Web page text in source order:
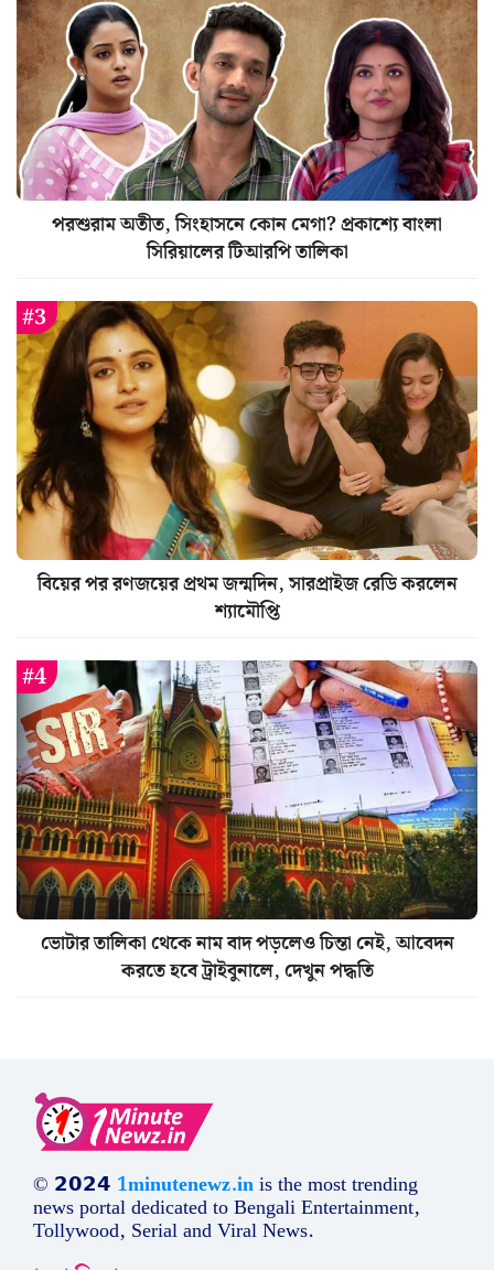
পরশুরাম অতীত, সিংহাসনে কোন মেগা? প্রকাশ্যে বাংলা
সিরিয়ালের টিআরপি তালিকা
বিয়ের পর রণজয়ের প্রথম জন্মদিন, সারপ্রাইজ রেডি করলেন
শ্যামৌপ্তি
ভোটার তালিকা থেকে নাম বাদ পড়লেও চিন্তা নেই, আবেদন
করতে হবে ট্রাইবুনালে, দেখুন পদ্ধতি
© 𝟮𝟬𝟮𝟰 1minutenewz.inis the most trending
news portal dedicated to Bengali Entertainment,
Tollywood, Serial and Viral News.